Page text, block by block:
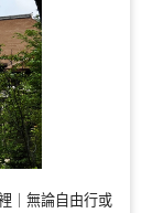
｜無論自由行或